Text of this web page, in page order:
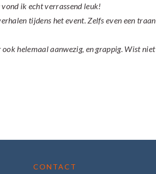
ik echt verrassend leuk!
tijdens het event.Zelfs even een traan
helemaal aanwezig, en grappig. Wist niet
CONTACT